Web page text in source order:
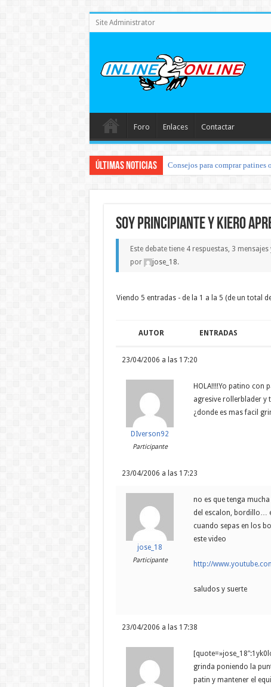
Site Administrator
Foro Enlaces Contactar
Últimas noticias Consejos para comprar
soy principiante y kiero
Este debate tiene 4 respuestas, 3
por
jose_18.
Viendo 5 entradas - de la 1 a la 5 (de un total
AUTOR ENTRADAS
23/04/2006 a las 17:20
DIverson92
Participante
HOLA!!!!Yo patino con
agresive rollerblader y
¿donde es mas facil
23/04/2006 a las 17:23
jose_18
Participante
no es que tenga
del escalon, bordillo…
cuando sepas en los
este video
http://
saludos y suerte
23/04/2006 a las 17:38
grinda poniendo la
patin y mantener el